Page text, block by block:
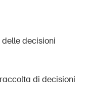
decisioni
di decisioni